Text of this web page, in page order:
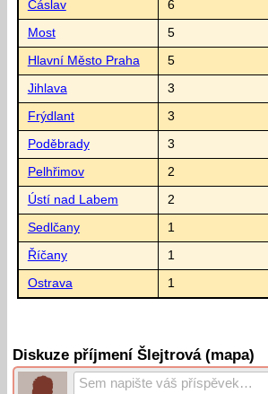
Čáslav 6
Most 5
Hlavní Město Praha 5
Jihlava 3
Frýdlant 3
Poděbrady 3
Pelhřimov 2
Ústí nad Labem 2
Sedlčany 1
Říčany 1
Ostrava 1
Diskuze příjmení Šlejtrová (mapa)